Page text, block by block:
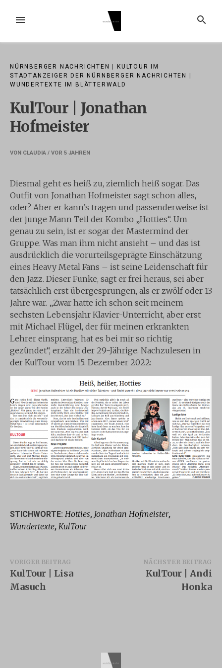
InhaltMENÜ SUCHE
NÜRNBERGER NACHRICHTEN
KULTOUR IM
STADTANZEIGER DER NÜRNBERGER NACHRICHTEN
WUNDERTEXTE IM BLÄTTERWALD
KulTour | Jonathan
Hofmeister
VON CLAUDIA / VOR 5 JAHREN
Diesmal geht es heiß zu, ziemlich heiß sogar. Das
Outfit von Jonathan Hofmeister sagt schon alles,
oder? Aber er kann’s tragen und passenderweise ist
der junge Mann Teil der Kombo „Hotties“. Um
genau zu sein, ist er sogar der Mastermind der
Gruppe. Was man ihm nicht ansieht – und das ist
ausdrücklich die vorurteilsgeprägte Einschätzung
eines Heavy Metal Fans – ist seine Leidenschaft für
den Jazz. Dieser Funke, sagt er frei heraus, sei aber
tatsächlich erst übergesprungen, als er zwölf oder 13
Jahre war. „Zwar hatte ich schon seit meinem
sechsten Lebensjahr Klavier-Unterricht, aber erst
mit Michael Flügel, der für meinen erkrankten
Lehrer einsprang, hat es bei mir so richtig
gezündet“, erzählt der 29-Jährige. Nachzulesen in
der KulTour vom 15. Dezember 2022:
STICHWORTE: Hotties, Jonathan Hofmeister,
Wundertexte, KulTour
Beitragsnavigation
VORIGER BEITRAG
KulTour | Lisa
Masuch
NÄCHSTER BEITRAG
KulTour | Andi
Honka